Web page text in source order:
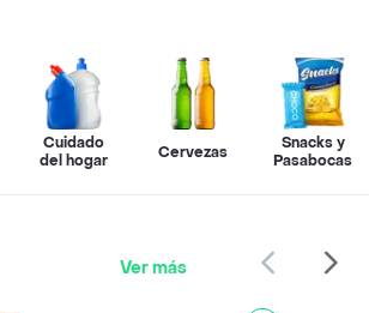
Cuidado
del hogar
Cervezas
Snacks y
Pasabocas
Ver más